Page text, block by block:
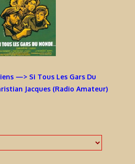
—> Si Tous Les Gars Du
Jacques (Radio Amateur)